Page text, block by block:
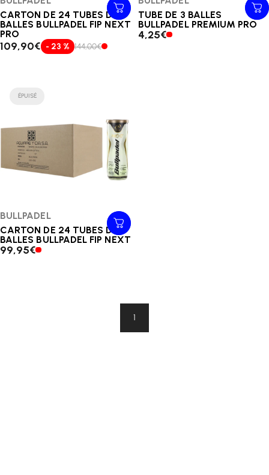
CARTON DE 24 TUBES DE 3
BALLES BULLPADEL FIP NEXT
PRO
109,90€ - 23 % 144,00€
TUBE DE 3 BALLES
BULLPADEL PREMIUM PRO
4,25€
ÉPUISÉ
Distributeur:
BULLPADEL
CARTON DE 24 TUBES DE 3
BALLES BULLPADEL FIP NEXT
99,95€
1